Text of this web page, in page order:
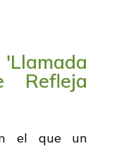
Refleja
el que un